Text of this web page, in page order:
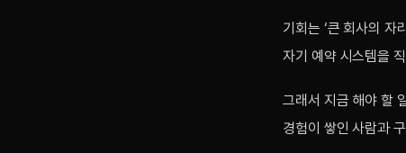
기회는 ‘큰 회사의 자
자기 예약 시스템을
그래서 지금 해야 할
경험이 쌓인 사람과